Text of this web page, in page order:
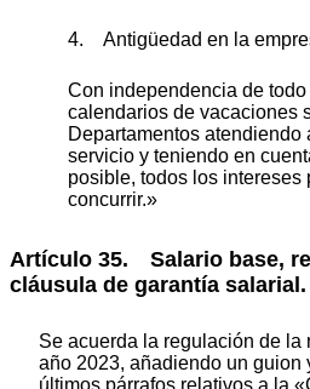
4. Antigüedad en la
Con independencia de
calendarios de vacaciones
Departamentos
servicio y teniendo en
posible, todos los intereses
concurrir.»
Artículo 35. Salario base,
cláusula de garantía salarial.
Se acuerda la regulación de la
año 2023, añadiendo un guion
últimos párrafos relativos a la